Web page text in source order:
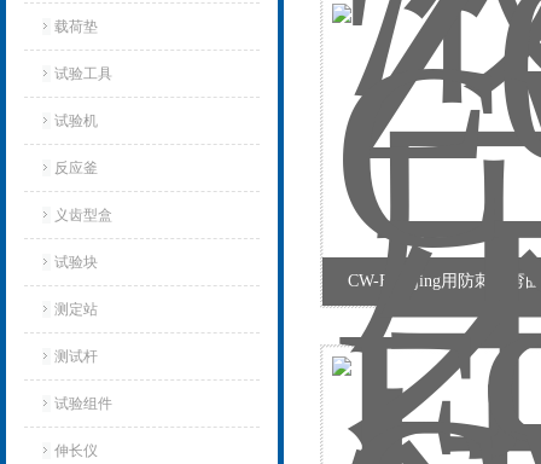
载荷垫
试验工具
试验机‌
反应釜
义齿型盒
试验块
测定站‌
测试杆
试验组件
伸长仪
CW-F940jing用防刺服弯